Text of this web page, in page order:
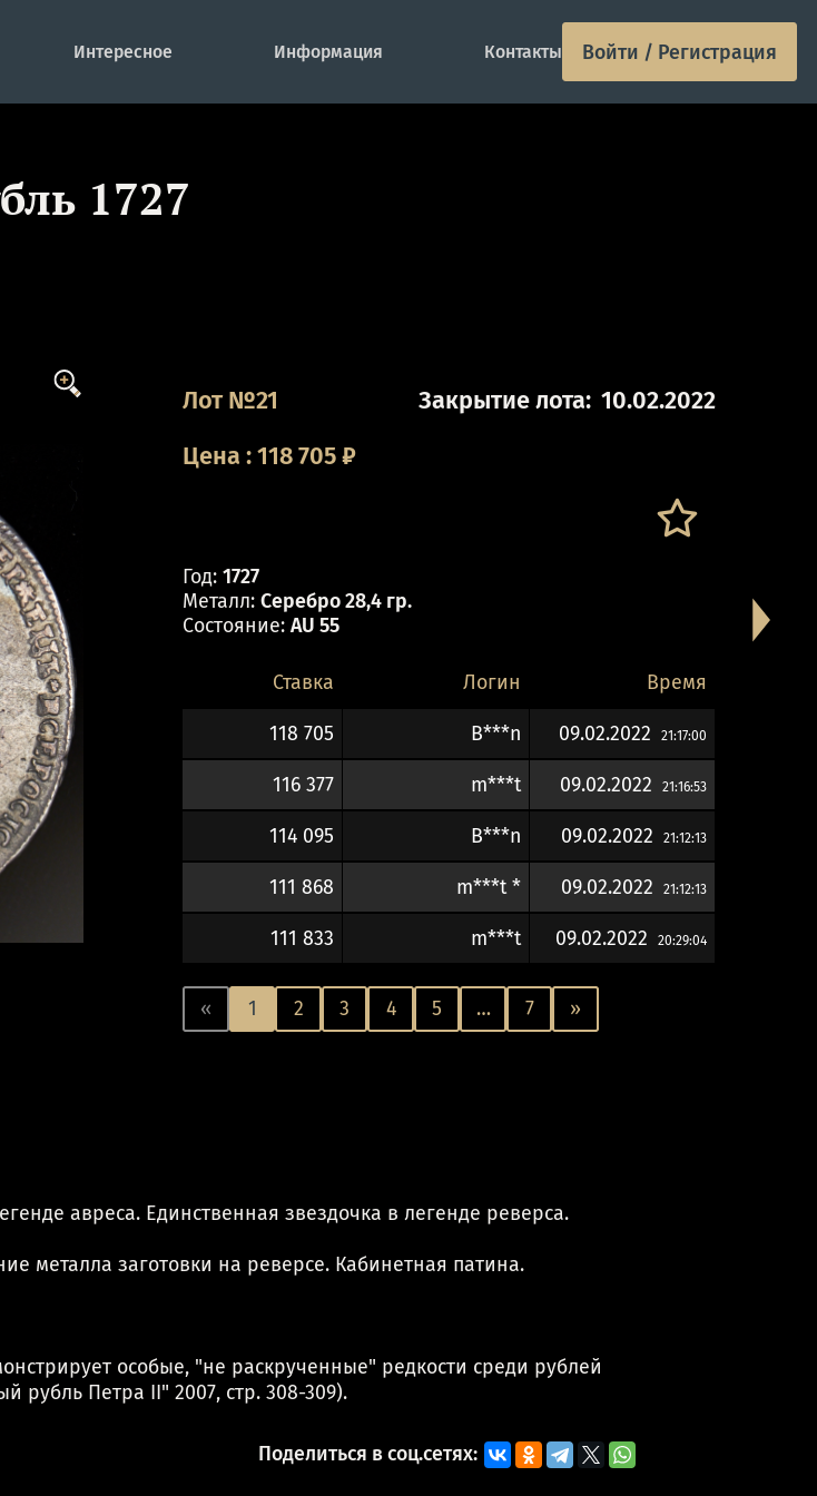
Интересное Информация Контакты Войти / Регистрация
1727
Лот №21 Закрытие лота: 10.02.2022
Цена:118 705 ₽
Год: 1727
Металл: Серебро 28,4 гр.
Состояние: AU 55
Ставка Логин Время
118 705 B***n 09.02.2022 21:17:00
116 377 m***t 09.02.2022 21:16:53
114 095 B***n 09.02.2022 21:12:13
111 868 m***t * 09.02.2022 21:12:13
111 833 m***t 09.02.2022 20:29:04
« 1 2 3 4 5 … 7 »
авреса. Единственная звездочка в легенде реверса.
металла заготовки на реверсе. Кабинетная патина.
особые, "не раскрученные" редкости среди рублей
рубль Петра II" 2007, стр. 308-309).
Поделиться в соц.сетях: